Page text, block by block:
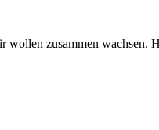
zusammen wachsen.